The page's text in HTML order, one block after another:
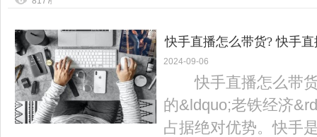
快手直播怎么带货? 快手
2024-09-06
快手直播怎么带货
的&ldquo;老铁经济
占据绝对优势。快手